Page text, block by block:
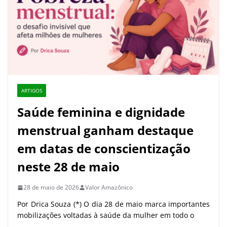
ARTIGOS
Saúde feminina e dignidade
menstrual ganham destaque
em datas de conscientização
neste 28 de maio
28 de maio de 2026 Valor Amazônico
Por Drica Souza (*) O dia 28 de maio marca importantes
mobilizações voltadas à saúde da mulher em todo o